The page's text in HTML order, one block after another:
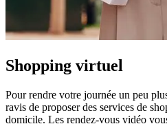
Shopping virtuel
Pour rendre votre journée un peu
ravis de proposer des services de
domicile. Les rendez-vous vidéo